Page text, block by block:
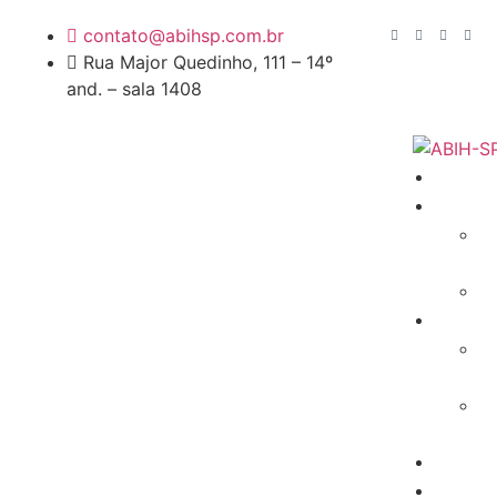
contato@abihsp.com.br
Rua Major Quedinho, 111 – 14º
and. – sala 1408